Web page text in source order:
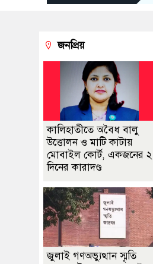
জনপ্রিয়
কালিহাতীতে অবৈধ বালু
উত্তোলন ও মাটি কাটায়
মোবাইল কোর্ট, একজনের ২
দিনের কারাদণ্ড
জুলাই গণঅভ্যুত্থান স্মৃতি